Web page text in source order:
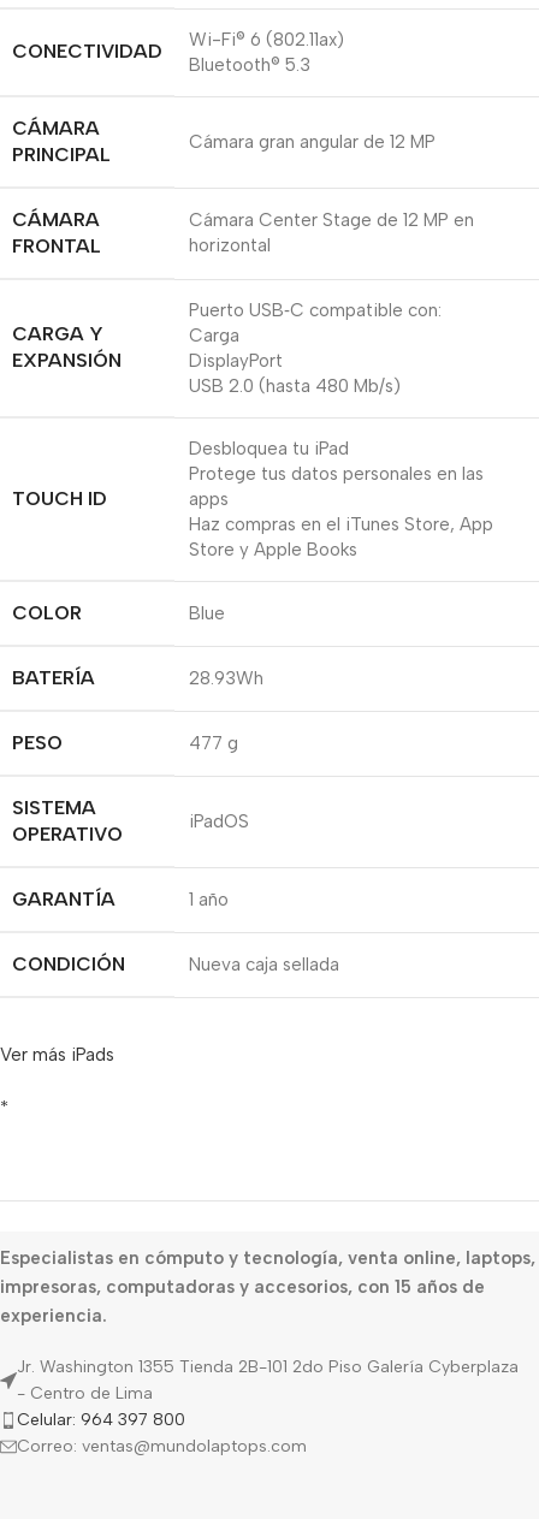
CONECTIVIDAD
Wi-Fi® 6 (802.11ax)
Bluetooth® 5.3
CÁMARA
PRINCIPAL
Cámara gran angular de 12 MP
CÁMARA
FRONTAL
Cámara Center Stage de 12 MP en
horizontal
CARGA Y
EXPANSIÓN
Puerto USB‑C compatible con:
Carga
DisplayPort
USB 2.0 (hasta 480 Mb/s)
TOUCH ID
Desbloquea tu iPad
Protege tus datos personales en las
apps
Haz compras en el iTunes Store, App
Store y Apple Books
COLOR Blue
BATERÍA 28.93Wh
PESO 477 g
SISTEMA
OPERATIVO
iPadOS
GARANTÍA 1 año
CONDICIÓN Nueva caja sellada
Ver más iPads
*
Especialistas en cómputo y tecnología, venta online, laptops,
impresoras, computadoras y accesorios, con 15 años de
experiencia.
Jr. Washington 1355 Tienda 2B-101 2do Piso Galería Cyberplaza
- Centro de Lima
Celular: 964 397 800
Correo: ventas@mundolaptops.com